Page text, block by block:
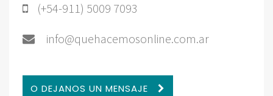
(+54-911) 5009 7093
info@quehacemosonline.com.ar
O DEJANOS UN MENSAJE